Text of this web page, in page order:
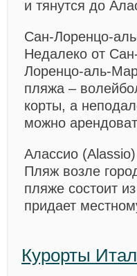
и тянутся до
Сан-Лоренцо-
Недалеко от
Лоренцо-аль-
пляжа –
корты, а
можно
Алассио (Alassio)
Пляж возле
пляже состоит
придает
Курорты